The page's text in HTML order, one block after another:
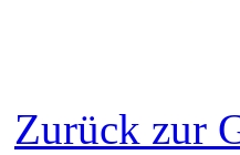
Zurück zur